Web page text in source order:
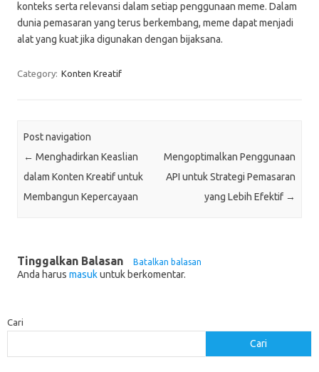
konteks serta relevansi dalam setiap penggunaan meme. Dalam
dunia pemasaran yang terus berkembang, meme dapat menjadi
alat yang kuat jika digunakan dengan bijaksana.
Category: Konten Kreatif
Post navigation
← Menghadirkan Keaslian
dalam Konten Kreatif untuk
Membangun Kepercayaan
Mengoptimalkan Penggunaan
API untuk Strategi Pemasaran
yang Lebih Efektif →
Tinggalkan Balasan Batalkan balasan
Anda harus masukuntuk berkomentar.
Cari
Cari